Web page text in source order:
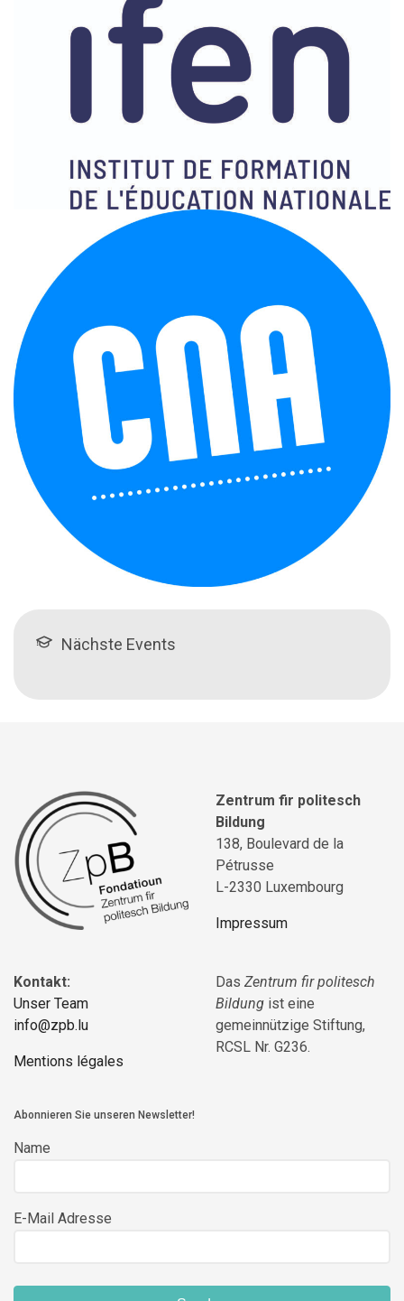
Nächste Events
Zentrum fir politesch
Bildung
138, Boulevard de la
Pétrusse
L-2330 Luxembourg
Impressum
Kontakt:
Unser Team
info@zpb.lu
Mentions légales
Das Zentrum fir politesch
Bildung ist eine
gemeinnützige Stiftung,
RCSL Nr. G236.
Abonnieren Sie unseren Newsletter!
Name
E-Mail Adresse